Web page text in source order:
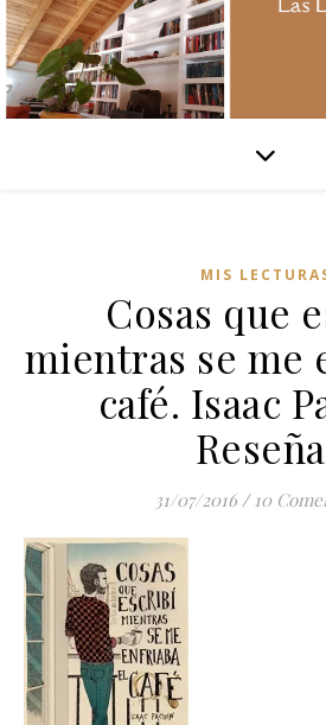
MIS
Cosas que
mientras se me
café. Isaac
31/07/2016 / 10